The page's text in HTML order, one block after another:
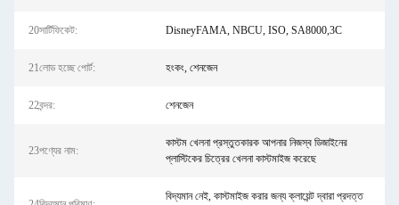
20সার্টিফিকেট: DisneyFAMA, NBCU, ISO, SA8000,3C
21লোড হচ্ছে পোর্ট: হংকং, শেনজেন
22বন্দর: শেনজেন
23পণ্যের নাম:
কাস্টম খেলনা প্রস্তুতকারক আপনার নিজস্ব ডিজাইনের
প্লাস্টিকের চিত্রের খেলনা কাস্টমাইজ করেছে
বিদ্যমান নেই, কাস্টমাইজ করার জন্য ক্লায়েন্ট দ্বারা প্রদত্ত